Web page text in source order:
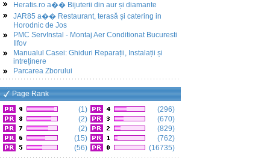
Heratis.ro a�� Bijuterii din aur și diamante
JAR85 a�� Restaurant, terasă și catering in
Horodnic de Jos
PMC ServInstal - Montaj Aer Conditionat Bucuresti
Ilfov
Manualul Casei: Ghiduri Reparații, Instalații și
intreținere
Parcarea Zborului
Page Rank
(1)
(2)
(2)
(15)
(56)
(296)
(670)
(829)
(762)
(16735)